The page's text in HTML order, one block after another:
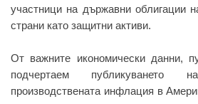
участници на държавни облигации
страни като защитни активи.
От важните икономически данни,
подчертаем публикуването
производствената инфлация в